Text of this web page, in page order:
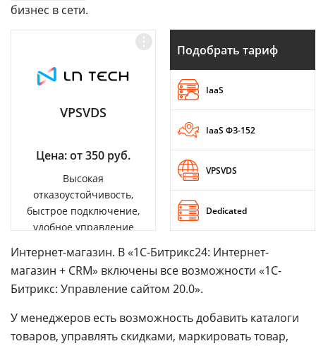
бизнес в сети.
VPSVDS
Цена: от 350 руб.
Высокая
отказоустойчивость,
быстрое подключение,
удобное управление
Подобрать тариф
IaaS
IaaS ФЗ-152
VPSVDS
Dedicated
Интернет-магазин. В «1С-Битрикс24: Интернет-
магазин + CRM» включены все возможности «1С-
Битрикс: Управление сайтом 20.0».
У менеджеров есть возможность добавить каталоги
товаров, управлять скидками, маркировать товар,